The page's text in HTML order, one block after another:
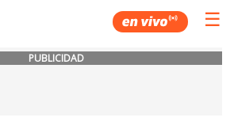
☰
PUBLICIDAD